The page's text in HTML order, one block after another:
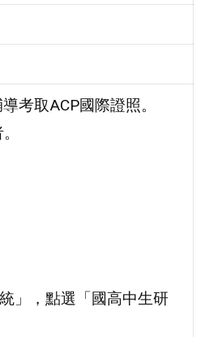
考取ACP國際證照。
」，點選「國高中生研